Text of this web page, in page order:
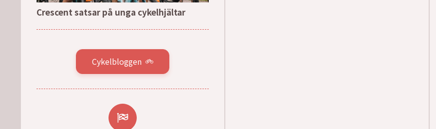
Crescent satsar på unga cykelhjältar
Cykelbloggen